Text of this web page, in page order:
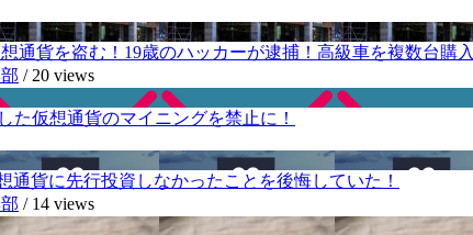
通貨を盗む！19歳のハッカーが逮捕！高級車を複数台購入
/ 20 views
た仮想通貨のマイニングを禁止に！
通貨に先行投資しなかったことを後悔していた！
/ 14 views